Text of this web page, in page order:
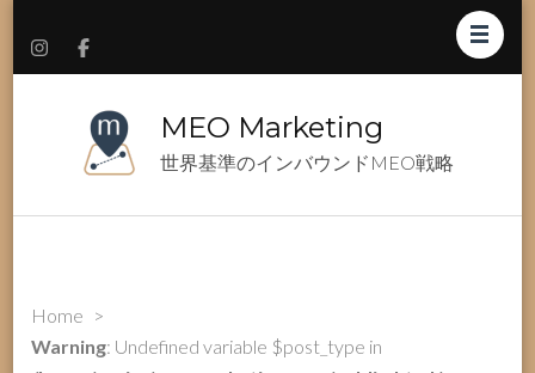
MEO Marketing
世界基準のインバウンドMEO戦略
Home >
Warning: Undefined variable $post_type in